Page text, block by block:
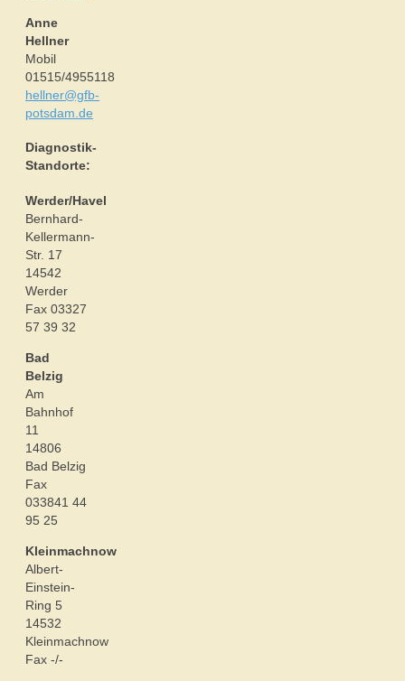
Anne
Hellner
Mobil
01515/4955118
hellner@gfb-
potsdam.de
Diagnostik-
Standorte:
Werder/Havel
Bernhard-
Kellermann-
Str. 17
14542
Werder
Fax 03327
57 39 32
Bad
Belzig
Am
Bahnhof
11
14806
Bad Belzig
Fax
033841 44
95 25
Kleinmachnow
Albert-
Einstein-
Ring 5
14532
Kleinmachnow
Fax -/-